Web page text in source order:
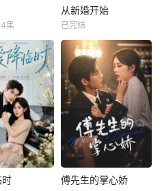
集
从新婚开始
已完结
傅先生的掌心娇